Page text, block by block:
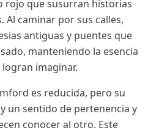
rojo que susurran historias
Al caminar por sus calles,
antiguas y puentes que
manteniendo la esencia
imaginar.
es reducida, pero su
un sentido de pertenencia y
conocer al otro. Este